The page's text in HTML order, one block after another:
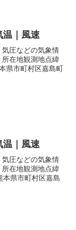
温｜風速
圧などの気象情
在地観測地点緯
県市町村区嘉島町
温｜風速
圧などの気象情
在地観測地点緯
県市町村区嘉島